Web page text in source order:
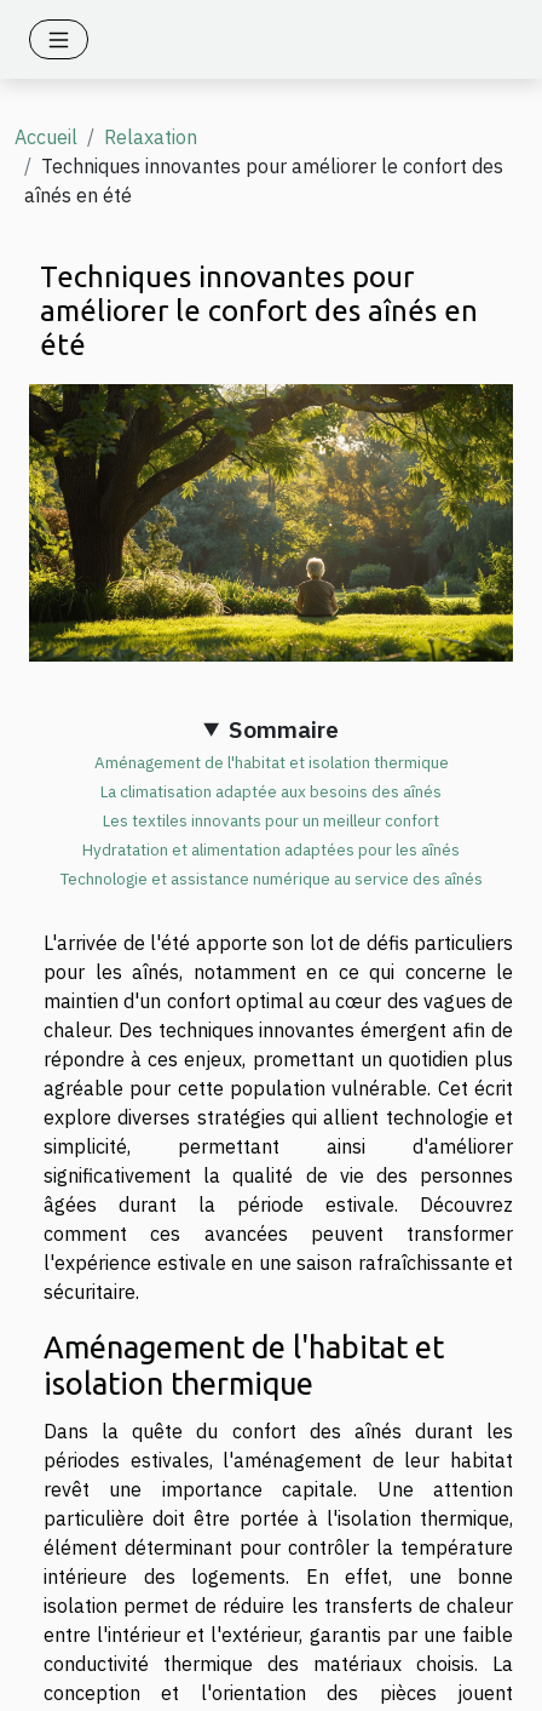
Accueil
Relaxation
Techniques innovantes pour améliorer le confort des
aînés en été
Techniques innovantes pour
améliorer le confort des aînés en
été
Sommaire
Aménagement de l'habitat et isolation thermique
La climatisation adaptée aux besoins des aînés
Les textiles innovants pour un meilleur confort
Hydratation et alimentation adaptées pour les aînés
Technologie et assistance numérique au service des aînés
L'arrivée de l'été apporte son lot de défis particuliers
pour les aînés, notamment en ce qui concerne le
maintien d'un confort optimal au cœur des vagues de
chaleur. Des techniques innovantes émergent afin de
répondre à ces enjeux, promettant un quotidien plus
agréable pour cette population vulnérable. Cet écrit
explore diverses stratégies qui allient technologie et
simplicité, permettant ainsi d'améliorer
significativement la qualité de vie des personnes
âgées durant la période estivale. Découvrez
comment ces avancées peuvent transformer
l'expérience estivale en une saison rafraîchissante et
sécuritaire.
Aménagement de l'habitat et
isolation thermique
Dans la quête du confort des aînés durant les
périodes estivales, l'aménagement de leur habitat
revêt une importance capitale. Une attention
particulière doit être portée à l'isolation thermique,
élément déterminant pour contrôler la température
intérieure des logements. En effet, une bonne
isolation permet de réduire les transferts de chaleur
entre l'intérieur et l'extérieur, garantis par une faible
conductivité thermique des matériaux choisis. La
conception et l'orientation des pièces jouent